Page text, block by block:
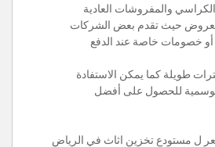
والمفروشات العادية
حيث تقدم بعض الشركات
خصومات خاصة عند الدفع
طويلة كما يمكن الاستفادة
للحصول على أفضل
ل مستودع تخزين اثاث في الرياض